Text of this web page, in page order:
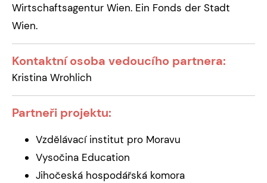
Wirtschaftsagentur Wien. Ein Fonds der Stadt
Wien.
Kontaktní osoba vedoucího partnera:
Kristina Wrohlich
Partneři projektu:
Vzdělávací institut pro Moravu
Vysočina Education
Jihočeská hospodářská komora